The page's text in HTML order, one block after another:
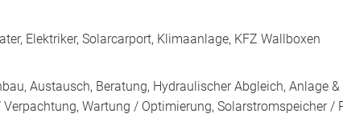
Elektriker, Solarcarport, Klimaanlage, KFZ Wallboxen
Austausch, Beratung, Hydraulischer Abgleich, Anlage
Wartung / Optimierung, Solarstromspeicher /